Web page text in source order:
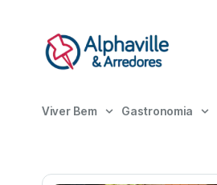
Viver Bem Gastronomia